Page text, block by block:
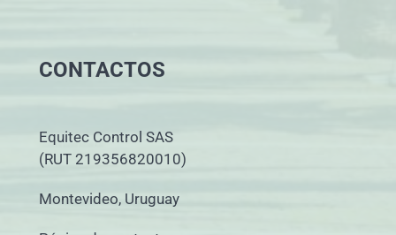
CONTACTOS
Equitec Control SAS
(RUT 219356820010)
Montevideo, Uruguay